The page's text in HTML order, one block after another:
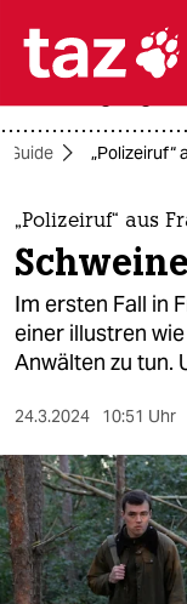

themen
politik
öko
sport
berlin
Guide „Polizeiruf“
„Polizeiruf“ aus
Im ersten Fall in
einer illustren
Anwälten zu tun.
24.3.2024 10:51 Uhr